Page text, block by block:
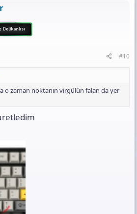
#10
o zaman noktanın virgülün falan da yer